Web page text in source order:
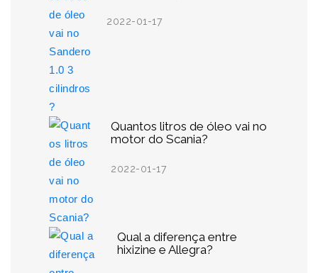
2022-01-17
Quantos litros de óleo vai no
motor do Scania?
2022-01-17
Qual a diferença entre
hixizine e Allegra?